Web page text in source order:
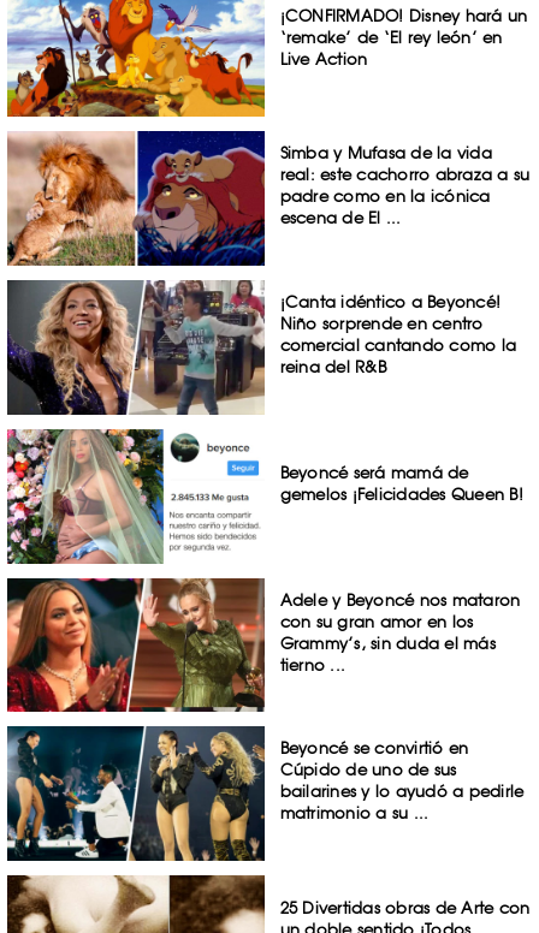
¡CONFIRMADO! Disney hará un
‘remake’ de ‘El rey león’ en
Live Action
Simba y Mufasa de la vida
real: este cachorro abraza a su
padre como en la icónica
escena de El ...
¡Canta idéntico a Beyoncé!
Niño sorprende en centro
comercial cantando como la
reina del R&B
Beyoncé será mamá de
gemelos ¡Felicidades Queen B!
Adele y Beyoncé nos mataron
con su gran amor en los
Grammy’s, sin duda el más
tierno ...
Beyoncé se convirtió en
Cúpido de uno de sus
bailarines y lo ayudó a pedirle
matrimonio a su ...
25 Divertidas obras de Arte con